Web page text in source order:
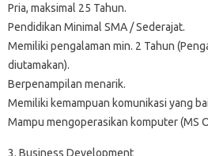
Pria, maksimal 25 Tahun.
Pendidikan Minimal SMA / Sederajat.
Memiliki pengalaman min. 2 Tahun
diutamakan).
Berpenampilan menarik.
Memiliki kemampuan komunikasi yang
Mampu mengoperasikan komputer (MS
3. Business Development